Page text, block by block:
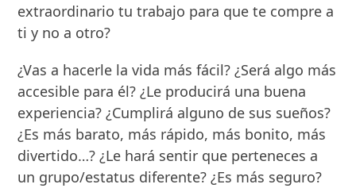
extraordinario tu trabajo para que te compre a
ti y no a otro?
¿Vas a hacerle la vida más fácil? ¿Será algo más
accesible para él? ¿Le producirá una buena
experiencia? ¿Cumplirá alguno de sus sueños?
¿Es más barato, más rápido, más bonito, más
divertido…? ¿Le hará sentir que perteneces a
un grupo/estatus diferente? ¿Es más seguro?